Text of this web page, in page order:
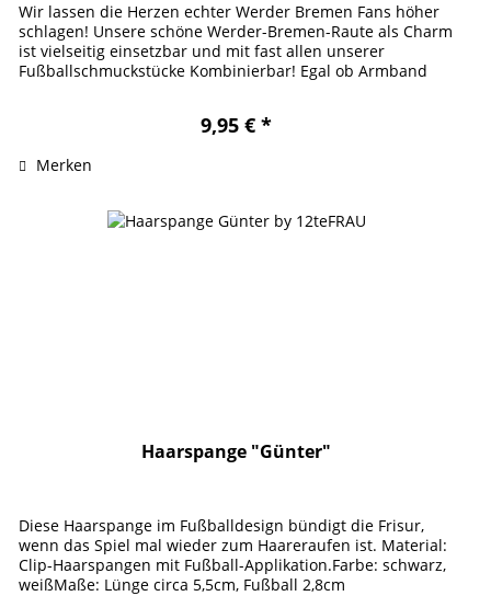
Wir lassen die Herzen echter Werder Bremen Fans höher
schlagen! Unsere schöne Werder-Bremen-Raute als Charm
ist vielseitig einsetzbar und mit fast allen unserer
Fußballschmuckstücke Kombinierbar! Egal ob Armband
9,95 € *
Merken
Haarspange "Günter"
Diese Haarspange im Fußballdesign bündigt die Frisur,
wenn das Spiel mal wieder zum Haareraufen ist. Material:
Clip-Haarspangen mit Fußball-Applikation.Farbe: schwarz,
weißMaße: Lünge circa 5,5cm, Fußball 2,8cm